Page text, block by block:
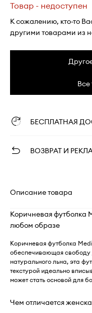
Товар - недоступен
К сожалению, кто-то
другими товарами из
Все
БЕСПЛАТНАЯ
ВОЗВРАТ И
Описание товара
Коричневая футболка
любом образе
Коричневая футболка
обеспечивающая свободу
натурального льна, эта
текстурой идеально
может стать основой для
Чем отличается